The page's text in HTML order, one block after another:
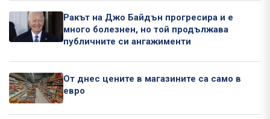
Ракът на Джо Байдън прогресира и е
много болезнен, но той продължава
публичните си ангажименти
От днес цените в магазините са само в
евро